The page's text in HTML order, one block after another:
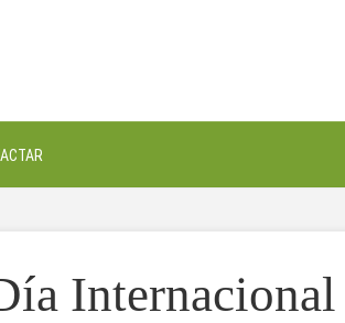
Internacional